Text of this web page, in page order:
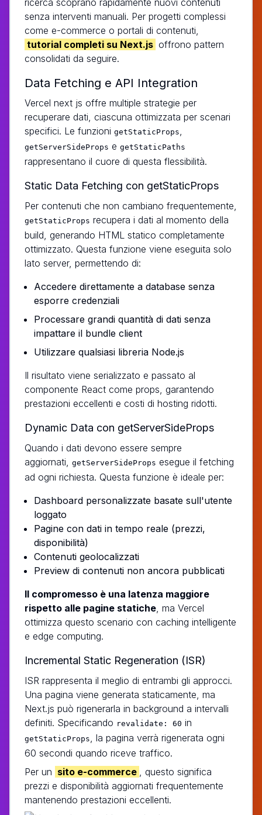
senza interventi manuali. Per progetti complessi
come e-commerce o portali di contenuti,
tutorial completi su Next.js offrono pattern
consolidati da seguire.
Data Fetching e API Integration
Vercel next js offre multiple strategie per
recuperare dati, ciascuna ottimizzata per scenari
specifici. Le funzioni getStaticProps
getServerSideProps e getStaticPaths
rappresentano il cuore di questa flessibilità.
Static Data Fetching con getStaticProps
Per contenuti che non cambiano frequentemente,
getStaticProps recupera i dati al momento della
build, generando HTML statico completamente
ottimizzato. Questa funzione viene eseguita solo
lato server, permettendo di:
Accedere direttamente a database senza
esporre credenziali
Processare grandi quantità di dati senza
impattare il bundle client
Utilizzare qualsiasi libreria Node.js
Il risultato viene serializzato e passato al
componente React come props, garantendo
prestazioni eccellenti e costi di hosting ridotti.
Dynamic Data con getServerSideProps
Quando i dati devono essere sempre
aggiornati,
getServerSideProps esegue il fetching
ad ogni richiesta. Questa funzione è ideale per:
Dashboard personalizzate basate sull'utente
loggato
Pagine con dati in tempo reale (prezzi,
disponibilità)
Contenuti geolocalizzati
Preview di contenuti non ancora pubblicati
Il compromesso è una latenza maggiore
rispetto alle pagine statiche , ma Vercel
ottimizza questo scenario con caching intelligente
e edge computing.
Incremental Static Regeneration (ISR)
ISR rappresenta il meglio di entrambi gli approcci.
Una pagina viene generata staticamente, ma
Next.js può rigenerarla in background a intervalli
definiti. Specificando revalidate: 60 in
getStaticProps
, la pagina verrà rigenerata ogni
60 secondi quando riceve traffico.
Per un sito e-commerce
, questo significa
prezzi e disponibilità aggiornati frequentemente
mantenendo prestazioni eccellenti.